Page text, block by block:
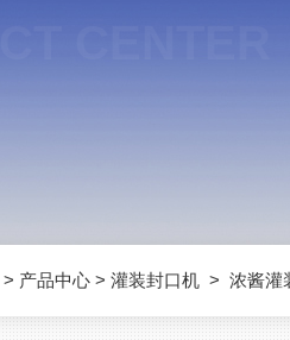
> 产品中心 > 灌装封口机 > 浓酱灌